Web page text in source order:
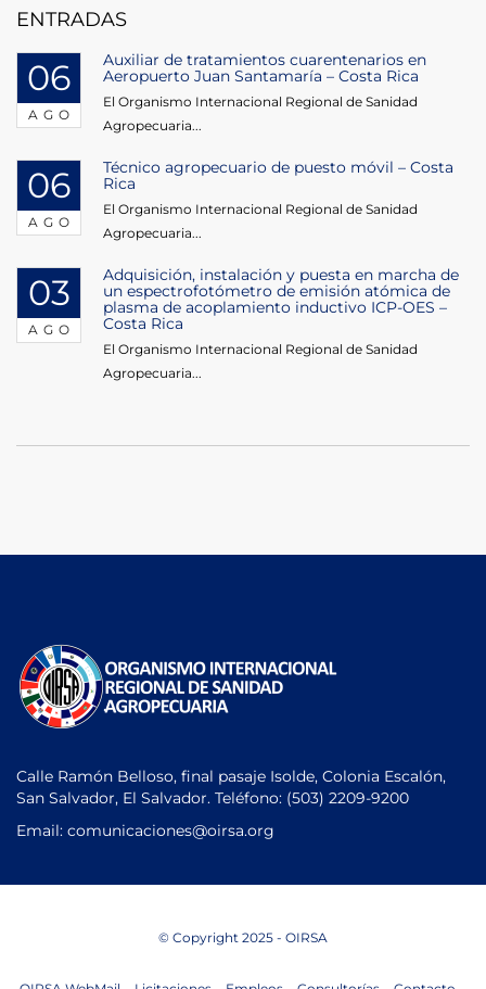
ENTRADAS
06
AGO
Auxiliar de tratamientos cuarentenarios en
Aeropuerto Juan Santamaría – Costa Rica
El Organismo Internacional Regional de Sanidad
Agropecuaria...
06
AGO
Técnico agropecuario de puesto móvil – Costa
Rica
El Organismo Internacional Regional de Sanidad
Agropecuaria...
03
AGO
Adquisición, instalación y puesta en marcha de
un espectrofotómetro de emisión atómica de
plasma de acoplamiento inductivo ICP-OES –
Costa Rica
El Organismo Internacional Regional de Sanidad
Agropecuaria...
Calle Ramón Belloso, final pasaje Isolde, Colonia Escalón,
San Salvador, El Salvador. Teléfono: (503) 2209-9200
Email: comunicaciones@oirsa.org
© Copyright 2025 - OIRSA